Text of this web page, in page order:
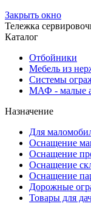
Закрыть окно
Тележка
Каталог
Отбойники
Мебель из
Системы
МАФ - малые
Назначение
Для
Оснащение
Оснащение
Оснащение
Оснащение
Дорожные
Товары для